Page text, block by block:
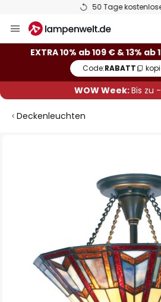
50 Tage
Inhalt
springen
EXTRA 10% ab 109 € & 13% ab
Code:RABATT
WOW Week:Bis zu
Deckenleuchten